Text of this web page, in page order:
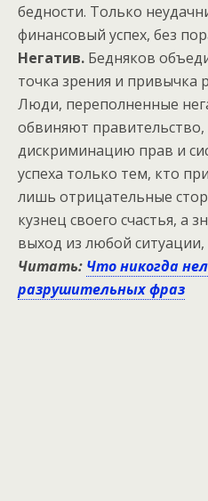
бедности. Только
финансовый успех, без
Негатив. Бедняков
точка зрения и привычка
Люди, переполненные
обвиняют
дискриминацию прав и
успеха только тем, кто
лишь отрицательные
кузнец своего счастья, а
выход из любой
Читать: Что никогда
разрушительных фраз